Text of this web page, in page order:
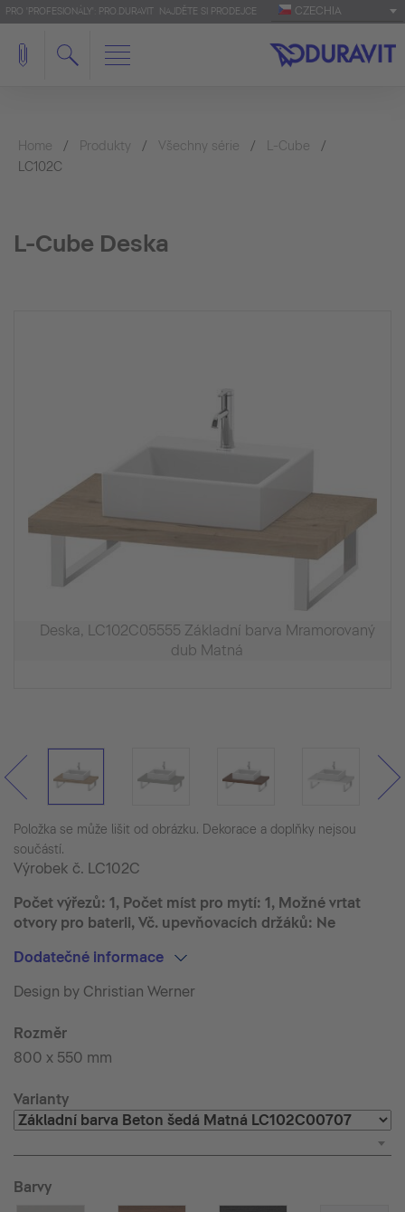
PRO 'PROFESIONÁLY': PRO.DURAVIT NAJDĚTE SI PRODEJCE CZECHIA
Home Produkty Všechny série
L-Cube
LC102C
L-Cube Deska
Deska, LC102C05555 Základní barva Mramorovaný
dub Matná
Položka se může lišit od obrázku. Dekorace a doplňky nejsou
součástí.
Výrobek č. LC102C
Počet výřezů: 1, Počet míst pro mytí: 1, Možné vrtat
otvory pro baterii, Vč. upevňovacích držáků: Ne
Dodatečné informace
Design by Christian Werner
Rozměr
800 x 550 mm
Varianty
Barvy